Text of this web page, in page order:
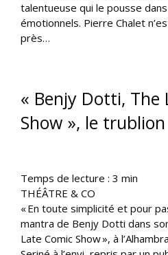
talentueuse qui le pousse
émotionnels. Pierre Chalet
près…
« Benjy Dotti, The
Show​ », le
Temps de lecture : 3 min
THÉÂTRE & CO
« En toute simplicité et pour
mantra de Benjy Dotti dans
Late Comic Show », à